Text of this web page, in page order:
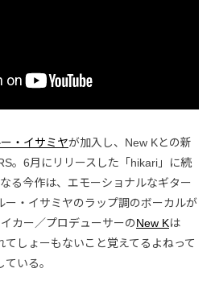
ー・イサミヤが加入し、New Kとの新
。6月にリリースした「hikari」に続
る今作は、エモーショナルなギター
ー・イサミヤのラップ調のボーカルが
カー／プロデューサーのNew Kは
てしょーもないこと覚えてるよねって
いる。